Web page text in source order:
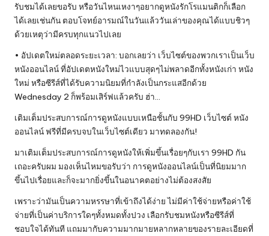
รับชมได้เลยขอรับ หรือวันไหนเหงาๆอยากดูหนังรักโรแมนติกก็เลือก
ได้เลยเช่นกัน ตอบโจทย์อารมณ์ในวันแล้ววันเล่าของคุณได้แบบชิวๆ
ด้วยเหตุว่ามีครบทุกแนวไปเลย
• อัปเดตใหม่ตลอดระยะเวลา: บอกเลยว่า เว็บไซต์ของพวกเราเป็นเว็บ
หนังออนไลน์ ที่อัปเดตหนังใหม่ไวแบบสุดๆไม่พลาดอีกทั้งหนังเก่า หนัง
ใหม่ หรือซีรีส์ที่ได้รับความนิยมที่กำลังเป็นกระแสอีกด้วย
Wednesday 2 ก็พร้อมเสิร์ฟแล้วครับ ฮ่า…
เติมเต็มประสบการณ์การดูหนังแบบเหนือชั้นกับ 99HD เว็บไซต์ หนัง
ออนไลน์ ฟรีที่มีครบจบในเว็บไซต์เดียว มาทดลองกัน!
มาเติมเต็มประสบการณ์การดูหนังให้เพิ่มขึ้นเรื่อยๆกับเรา 99HD กัน
เถอะครับผม มองเห็นไหมขอรับว่า การดูหนังออนไลน์เป็นที่นิยมมาก
ขึ้นไปเรื่อยและก็จะมากยิ่งขึ้นในอนาคตอย่างไม่ต้องสงสัย
เพราะว่ามันเป็นความหรรษาที่เข้าถึงได้ง่าย ไม่มีค่าใช้จ่ายหรือค่าใช้
จ่ายที่เป็นค่าบริการใดๆทั้งหมดทั้งปวง เลือกรับชมหนังหรือซีรีส์ที่
ชอบใจได้ทันที แถมมากับความมากมายหลากหลายของรายละเอียดที่